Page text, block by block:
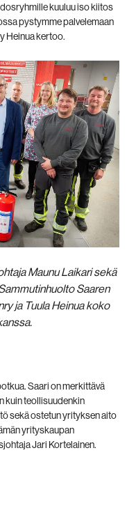
kuuluu iso kiitos
pystymme palvelemaan
Heinuakertoo.
Maunu Laikari sekä
Saaren
ja Tuula Heinua koko
Saari on merkittävä
kuin teollisuudenkin
sekä ostetun yrityksen aito
yrityskaupan
Jari Kortelainen.